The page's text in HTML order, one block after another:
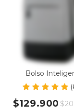
Bolso
$129.900